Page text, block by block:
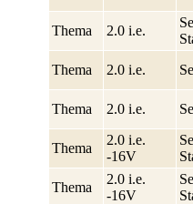
Thema 2.0 i.e.
Thema
2.0 i.e.
Thema 2.0 i.e.
Thema
2.0 i.e.
-16V
Thema
2.0 i.e.
-16V